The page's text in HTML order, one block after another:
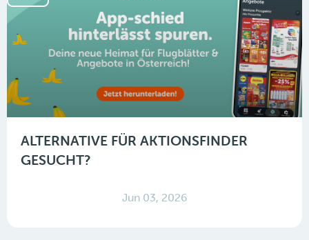
ALTERNATIVE FÜR AKTIONSFINDER
GESUCHT?
Jun 03, 2026